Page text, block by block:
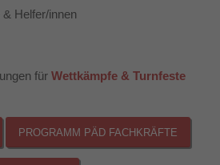
Helfer/innen
für Wettkämpfe & Turnfeste
PROGRAMM PÄD FACHKRÄFTE